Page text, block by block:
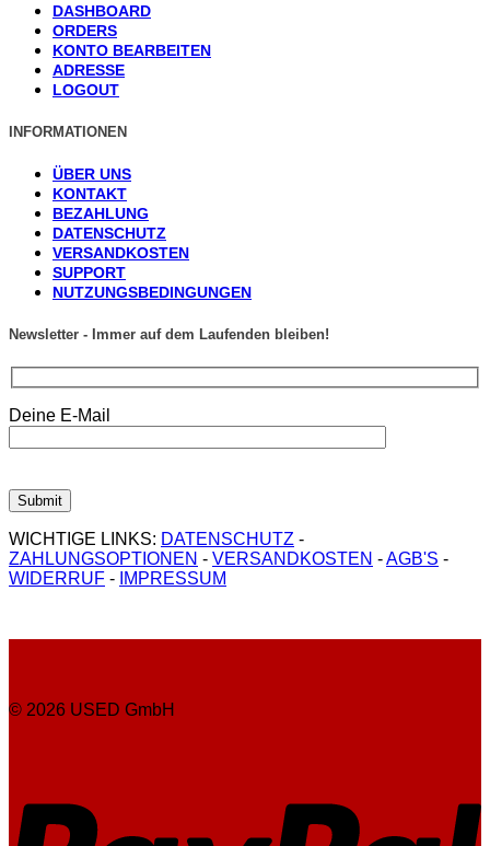
DASHBOARD
ORDERS
KONTO BEARBEITEN
ADRESSE
LOGOUT
INFORMATIONEN
ÜBER UNS
KONTAKT
BEZAHLUNG
DATENSCHUTZ
VERSANDKOSTEN
SUPPORT
NUTZUNGSBEDINGUNGEN
Newsletter - Immer auf dem Laufenden bleiben!
Deine E-Mail
WICHTIGE LINKS: DATENSCHUTZ -
ZAHLUNGSOPTIONEN - VERSANDKOSTEN -AGB'S -
WIDERRUF - IMPRESSUM
© 2026 USED GmbH